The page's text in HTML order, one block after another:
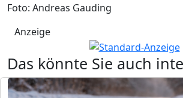
Foto: Andreas Gauding
Anzeige
Das könnte Sie auch